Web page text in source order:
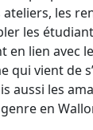
ateliers, les
les
en lien avec
qui vient de
aussi les
en